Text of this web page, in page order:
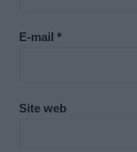
E-mail *
Site web